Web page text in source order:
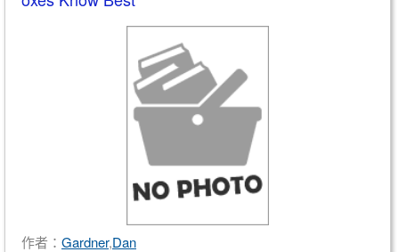
作者： Gardner,Dan